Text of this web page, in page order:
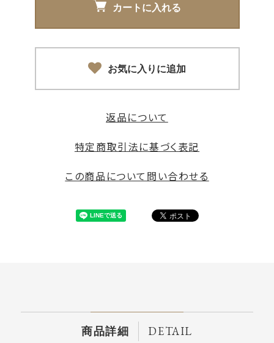
カートに入れる
お気に入りに追加
返品について
特定商取引法に基づく表記
この商品について問い合わせる
商品詳細 DETAIL